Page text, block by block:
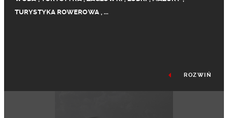
TURYSTYKA ROWEROWA,...
ROZWIŃ